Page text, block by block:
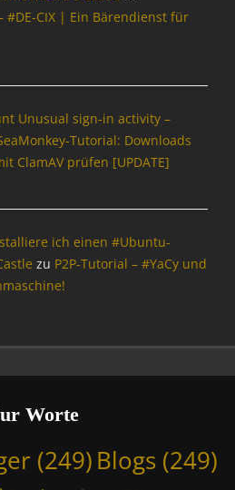
#DE-CIX | Ein Bärendienst für
Unusual sign-in activity –
Tutorial: Downloads
ClamAV prüfen [UPDATE]
ich einen #Ubuntu-
zu P2P-Tutorial – #YaCy und
Worte
(249) Blogs(249)